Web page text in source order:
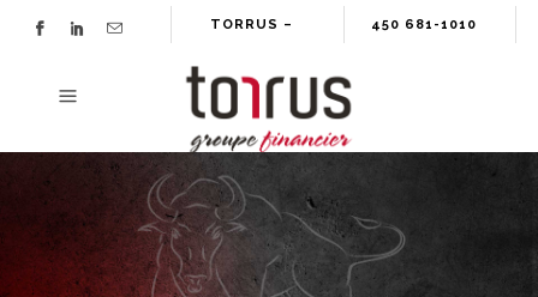
TORRUS – 450 681-1010